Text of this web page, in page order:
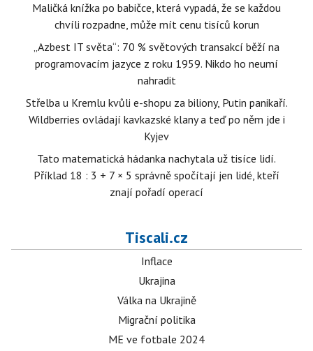
Maličká knížka po babičce, která vypadá, že se každou
chvíli rozpadne, může mít cenu tisíců korun
„Azbest IT světa“: 70 % světových transakcí běží na
programovacím jazyce z roku 1959. Nikdo ho neumí
nahradit
Střelba u Kremlu kvůli e-shopu za biliony, Putin panikaří.
Wildberries ovládají kavkazské klany a teď po něm jde i
Kyjev
Tato matematická hádanka nachytala už tisíce lidí.
Příklad 18 : 3 + 7 × 5 správně spočítají jen lidé, kteří
znají pořadí operací
Tiscali.cz
Inflace
Ukrajina
Válka na Ukrajině
Migrační politika
ME ve fotbale 2024